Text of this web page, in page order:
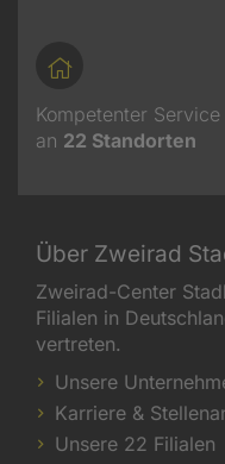
Kompetenter Service
an 22 Standorten
Über Zweirad
Zweirad-Center
Filialen in
vertreten.
Unsere
Karriere &
Unsere 22 Filialen